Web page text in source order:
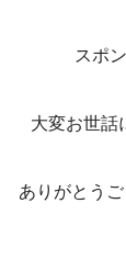
スポ
大変お世話
ありがとう